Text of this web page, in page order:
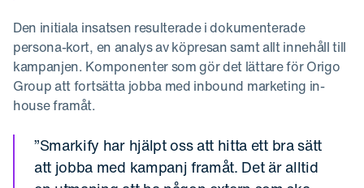
Den initiala insatsen resulterade i dokumenterade
persona-kort, en analys av köpresan samt allt innehåll till
kampanjen. Komponenter som gör det lättare för Origo
Group att fortsätta jobba med inbound marketing in-
house framåt.
”Smarkify har hjälpt oss att hitta ett bra sätt
att jobba med kampanj framåt. Det är alltid